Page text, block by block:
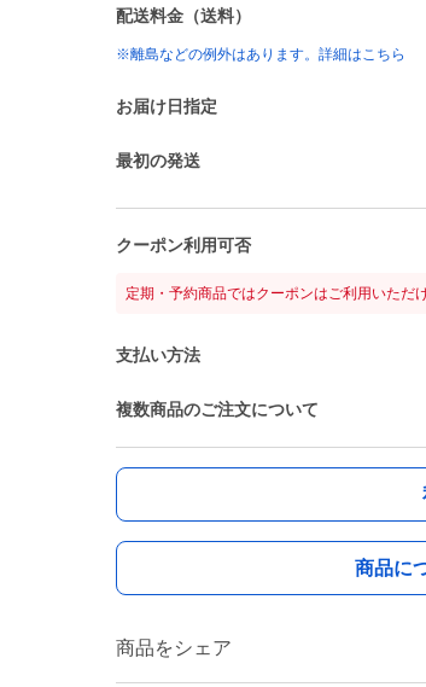
配送料金（送料）
※離島などの例外はあります。詳細はこちら
お届け日指定
最初の発送
クーポン利用可否
定期・予約商品ではクーポンはご利用いただ
支払い方法
複数商品のご注文について
商品に
商品をシェア